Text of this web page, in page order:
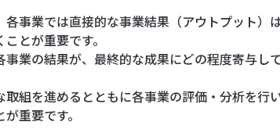
各事業では直接的な事業結果（アウトプット
とが重要です。
事業の結果が、最終的な成果にどの程度寄与
取組を進めるとともに各事業の評価・分析を
重要です。